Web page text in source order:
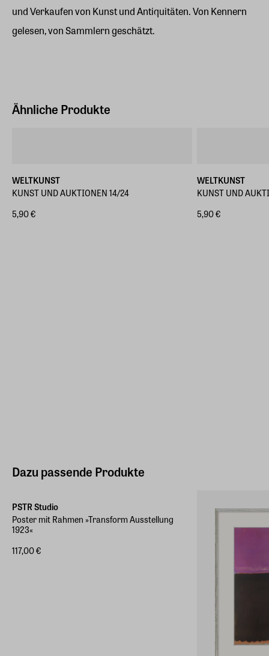
und Verkaufen von Kunst und Antiquitäten. Von Kennern
gelesen, von Sammlern geschätzt.
Ähnliche Produkte
WELTKUNST
KUNST UND AUKTIONEN 14/24
5,90 €
WELTKUNST
KUNST UND
5,90 €
Dazu passende Produkte
PSTR Studio
Poster mit Rahmen »Transform Ausstellung
1923«
117,00 €